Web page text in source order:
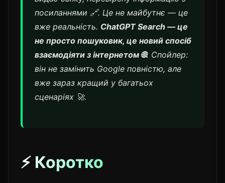
посиланнями 🔗. Це не майбутнє — це
вже реальність. ChatGPT Search — це
не просто пошуковик, це новий спосіб
взаємодіяти з інтернетом 🌐. Спойлер:
він не замінить Google повністю, але
вже зараз кращий у багатьох
сценаріях 🚀.
⚡ Коротко